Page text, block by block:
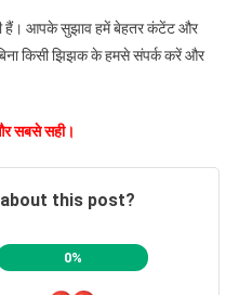
हैं। आपके सुझाव हमें बेहतर कंटेंट और
किसी झिझक के हमसे संपर्क करें और
सबसे सही।
this post?
0%